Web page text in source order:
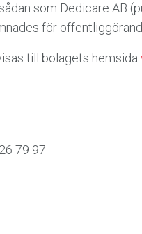
som Dedicare AB
för
till bolagets hemsida
79 97